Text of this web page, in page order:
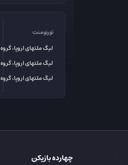
تورنومنت
لیگ ملتهای اروپا، گروه 4 لیگ B
لیگ ملتهای اروپا، گروه 4 لیگ B
لیگ ملتهای اروپا، گروه 4 لیگ B
چهارده بازیکن